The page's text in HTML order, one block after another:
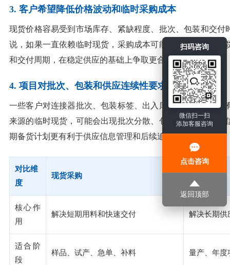
扫码咨询
微信扫一扫
添加客服咨询
点击咨询
返回顶部
3. 客户希望降低价格波动和临时采购成本
现货价格容易受到市场库存、紧缺程度、批次、包装和交付
说，如果一直依赖临时现货，采购成本可能会波动较大。期
和交付周期，在稳定供应的基础上争取更合理的采购成本。
4. 项目对批次、包装和供应连续性要求较高
一些客户对连接器批次、包装标签、出入库记录和追溯信息
来源的临时现货，可能会出现批次分散、包装不一致、标签
期备货计划更有利于供应信息管理和后续追溯。
对比维
度
现货采购
核心作
用
解决短期用料和快速交付 解决长期供
适合阶
段
样品、试产、急单、补料 量产、年度